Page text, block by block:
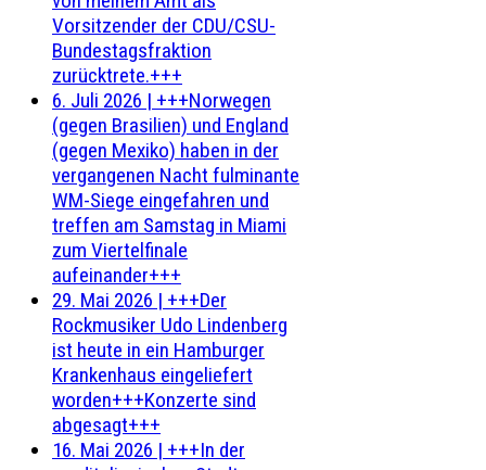
Vorsitzender der CDU/CSU-
Bundestagsfraktion
zurücktrete.+++
6. Juli 2026 | +++Norwegen
(gegen Brasilien) und England
(gegen Mexiko) haben in der
vergangenen Nacht fulminante
WM-Siege eingefahren und
treffen am Samstag in Miami
zum Viertelfinale
aufeinander+++
29. Mai 2026 | +++Der
Rockmusiker Udo Lindenberg
ist heute in ein Hamburger
Krankenhaus eingeliefert
worden+++Konzerte sind
abgesagt+++
16. Mai 2026 | +++In der